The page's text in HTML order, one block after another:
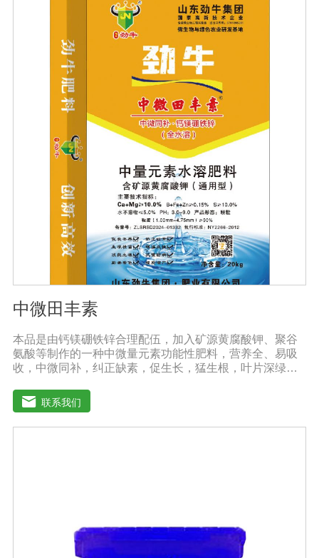
的化学物质，再辅助特殊增效剂，能快速、高效杀灭线虫
和作物真菌、细菌病害。不仅有效地预防和控制多种作物
根结线虫、胞囊线虫、茎线虫等线虫病的危害。2、抑制各
种线虫，减轻线虫病危害；3、改善作物根部微生态环境，
活化土壤，促进植株正常生长；4、激活根部受损细胞，快
速恢复根系生理机能，预防根系因线虫的危害导致的烂
中微田丰素
本品是由钙镁硼铁锌合理配伍，加入矿源黄腐酸钾、聚谷
氨酸等制作的一种中微量元素功能性肥料，营养全、易吸
收，中微同补，纠正缺素，促生长，猛生根，叶片深绿，
物种个生长阶段的营养需求，预防作物因缺素引起的多种
病害，营养全面，肥效持久，改善作物品质，增产幅度大
大提高。适应作物：各种粮、棉、油等大田作物，瓜果蔬
联系我们